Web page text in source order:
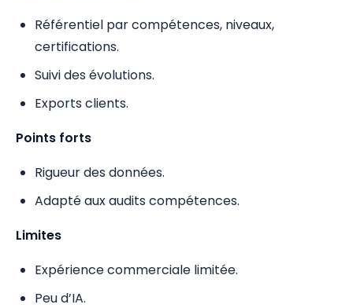
Référentiel par compétences, niveaux,
certifications.
Suivi des évolutions.
Exports clients.
Points forts
Rigueur des données.
Adapté aux audits compétences.
Limites
Expérience commerciale limitée.
Peu d’IA.